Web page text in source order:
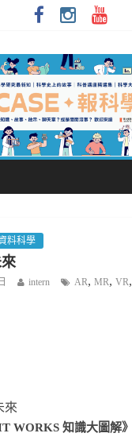
料科學
intern AR,MR,VR
WORKS 知識大圖解